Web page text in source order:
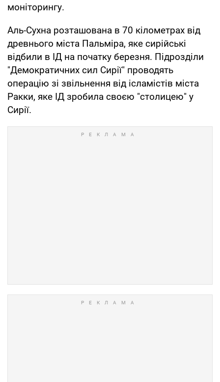
моніторингу.
Аль-Сухна розташована в 70 кілометрах від
древнього міста Пальміра, яке сирійські
відбили в ІД на початку березня. Підрозділи
"Демократичних сил Сирії" проводять
операцію зі звільнення від ісламістів міста
Ракки, яке ІД зробила своєю "столицею" у
Сирії.